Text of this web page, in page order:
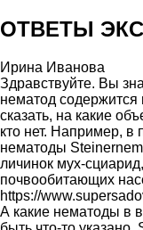
ОТВЕТЫ
Ирина Иванова
Здравствуйте. Вы
нематод
сказать, на какие
кто нет. Например, в
нематоды
личинок мух-
почвообитающих
https://
А какие нематоды в